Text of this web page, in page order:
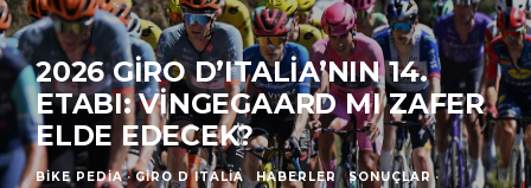
2026 GIRO D’ITALIA’NIN 14.
ETABI: VINGEGAARD MI ZAFER
ELDE EDECEK?
BIKE PEDIA · GIRO D ITALIA HABERLER SONUÇLAR ·